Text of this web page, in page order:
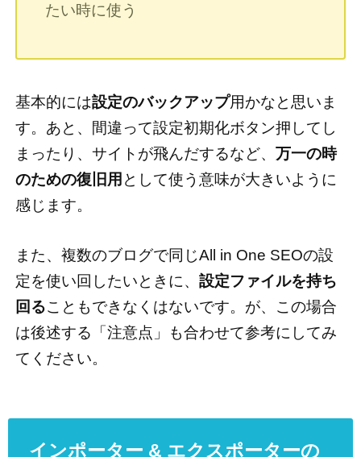
たい時に使う
基本的には設定のバックアップ用かなと思いま
す。あと、間違って設定初期化ボタン押してし
まったり、サイトが飛んだするなど、 万一の時
のための復旧用 として使う意味が大きいように
感じます。
また、複数のブログで同じAll in One SEOの設
定を使い回したいときに、 設定ファイルを持ち
回ることもできなくはないです。が、この場合
は後述する「注意点」も合わせて参考にしてみ
てください。
インポーター & エクスポーターの